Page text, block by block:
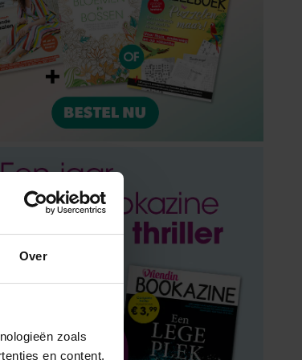
Over
zoals
en content,